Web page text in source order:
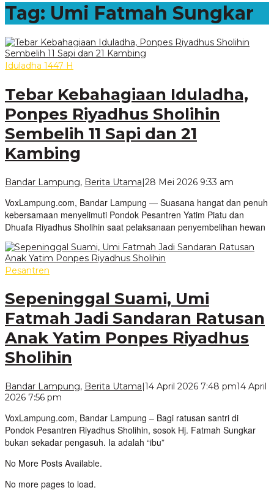
Tag: Umi Fatmah Sungkar
Iduladha 1447 H
Tebar Kebahagiaan Iduladha,
Ponpes Riyadhus Sholihin
Sembelih 11 Sapi dan 21
Kambing
Bandar Lampung, Berita Utama|28 Mei 2026 9:33 am
VoxLampung.com, Bandar Lampung — Suasana hangat dan penuh
kebersamaan menyelimuti Pondok Pesantren Yatim Piatu dan
Dhuafa Riyadhus Sholihin saat pelaksanaan penyembelihan hewan
Pesantren
Sepeninggal Suami, Umi
Fatmah Jadi Sandaran Ratusan
Anak Yatim Ponpes Riyadhus
Sholihin
Bandar Lampung, Berita Utama|14 April 2026 7:48 pm14 April
2026 7:56 pm
VoxLampung.com, Bandar Lampung – Bagi ratusan santri di
Pondok Pesantren Riyadhus Sholihin, sosok Hj. Fatmah Sungkar
bukan sekadar pengasuh. Ia adalah “ibu”
No More Posts Available.
No more pages to load.